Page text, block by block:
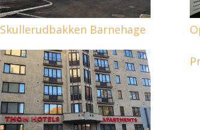
Skullerudbakken Barnehage